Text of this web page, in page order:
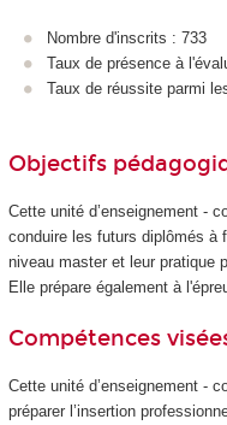
Nombre d'inscrits : 733
Taux de présence à
Taux de réussite parmi
Objectifs
Cette unité d’enseignement -
conduire les futurs diplômés à
niveau master et leur pratique
Elle prépare également à
Compétences
Cette unité d’enseignement -
préparer l’insertion